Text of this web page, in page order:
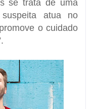
se trata de uma
atua no
o cuidado